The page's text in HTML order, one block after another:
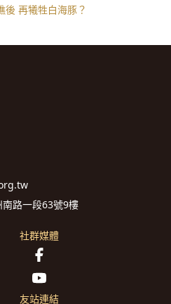
再犧牲白海豚？
路一段63號9樓
社群媒體
友站連結